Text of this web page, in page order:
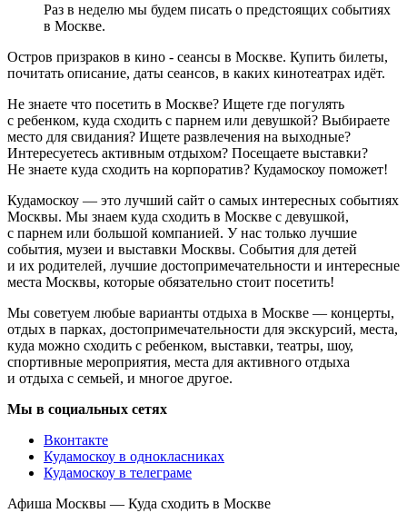
Раз в неделю мы будем писать о предстоящих событиях
в Москве.
Остров призраков в кино - сеансы в Москве. Купить билеты,
почитать описание, даты сеансов, в каких кинотеатрах идёт.
Не знаете что посетить в Москве? Ищете где погулять
с ребенком, куда сходить с парнем или девушкой? Выбираете
место для свидания? Ищете развлечения на выходные?
Интересуетесь активным отдыхом? Посещаете выставки?
Не знаете куда сходить на корпоратив? Кудамоскоу поможет!
Кудамоскоу — это лучший сайт о самых интересных событиях
Москвы. Мы знаем куда сходить в Москве с девушкой,
с парнем или большой компанией. У нас только лучшие
события, музеи и выставки Москвы. События для детей
и их родителей, лучшие достопримечательности и интересные
места Москвы, которые обязательно стоит посетить!
Мы советуем любые варианты отдыха в Москве — концерты,
отдых в парках, достопримечательности для экскурсий, места,
куда можно сходить с ребенком, выставки, театры, шоу,
спортивные мероприятия, места для активного отдыха
и отдыха с семьей, и многое другое.
Мы в социальных сетях
Вконтакте
Кудамоскоу в однокласниках
Кудамоскоу в телеграме
Афиша Москвы — Куда сходить в Москве